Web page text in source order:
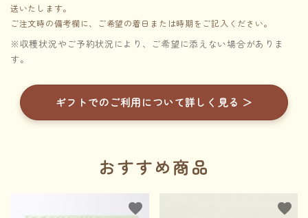
送いたします。
ご注文時の備考欄に、ご希望の着日または時期をご記入ください。
※収穫状況やご予約状況により、ご希望に添えない場合がありま
す。
ギフトでのご利用について詳しく見る ＞
おすすめ商品
favorite favorite